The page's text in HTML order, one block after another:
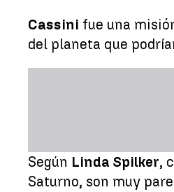
Cassini fue una
del planeta que
Según Linda Spilker,
Saturno, son muy